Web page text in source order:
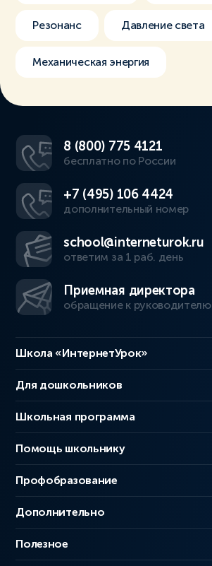
Резонанс Давление света
Механическая энергия
8 (800) 775 4121
бесплатно по России
+7 (495) 106 4424
дополнительный номер
school@interneturok.ru
ответим за 1 раб. день
Приемная директора
обращение к руководителю
Школа «ИнтернетУрок»
Для дошкольников
Школьная программа
Помощь школьнику
Профобразование
Дополнительно
Полезное